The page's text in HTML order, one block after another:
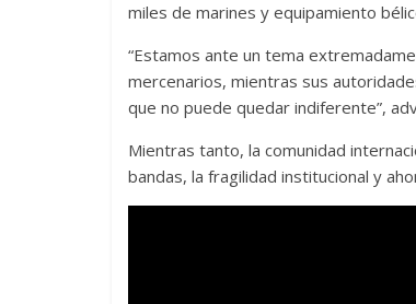
miles de marines y equipamiento
“Estamos ante un tema
mercenarios, mientras sus
que no puede quedar indiferente”,
Mientras tanto, la comunidad
bandas, la fragilidad institucional y